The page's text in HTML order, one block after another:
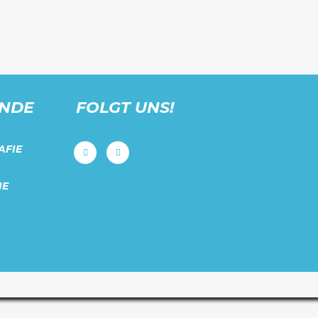
FOLGT UNS!